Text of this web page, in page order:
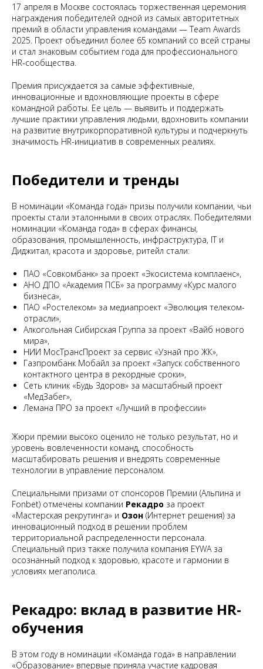
17 апреля в Москве состоялась торжественная церемония
награждения победителей одной из самых авторитетных
премий в области управления командами — Team Awards
2025. Проект объединил более 65 компаний со всей страны
и стал знаковым событием года для профессионального
HR-сообщества.
Премия присуждается за самые эффективные,
инновационные и вдохновляющие проекты в сфере
командной работы. Ее цель — выявить и поддержать
лучшие практики управления людьми, вдохновить компании
на развитие внутрикорпоративной культуры и подчеркнуть
значимость HR-инициатив в современных реалиях.
Победители и тренды
В номинации «Команда года» призы получили компании, чьи
проекты стали эталонными в своих отраслях. Победителями
номинации «Команда года» в сферах финансы,
образования, промышленность, инфраструктура, IT и
Диджитал, красота и здоровье, ритейл стали:
ПАО «Совкомбанк» за проект «Экосистема комплаенс»,
АНО ДПО «Академия ПСБ» за программу «Курс малого
бизнеса»,
ПАО «Ростелеком» за медиапроект «Эволюция телеком-
отрасли»,
Алкогольная Сибирская Группа за проект «Вайб нового
мира»,
НИИ МосТрансПроект за сервис «Узнай про ЖК»,
Газпромбанк Мобайл за проект «Запуск собственного
контактного центра в рекордные сроки»,
Сеть клиник «Будь Здоров» за масштабный проект
«МедЗабег»,
Лемана ПРО за проект «Лучший в профессии»
Жюри премии высоко оценило не только результат, но и
уровень вовлеченности команд, способность
масштабировать решения и внедрять современные
технологии в управление персоналом.
Специальными призами от спонсоров Премии (Альпина и
Fonbet) отмечены компании Рекадро за проект
«Мастерская рекрутинга» и Озон (Интернет решения) за
инновационный подход в решении проблем
территориальной распределенности персонала.
Специальный приз также получила компания EYWA за
осознанный подход к здоровью, красоте и гармонии в
условиях мегаполиса.
Рекадро: вклад в развитие HR-
обучения
В этом году в номинации «Команда года» в направлении
«Образование» впервые приняла участие кадровая